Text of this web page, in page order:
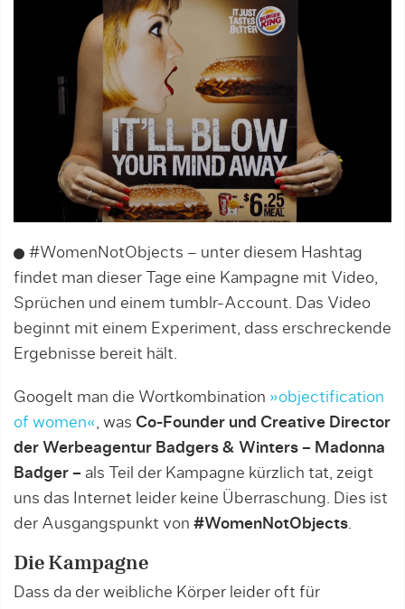
#WomenNotObjects – unter diesem Hashtag
findet man dieser Tage eine Kampagne mit Video,
Sprüchen und einem tumblr-Account. Das Video
beginnt mit einem Experiment, dass erschreckende
Ergebnisse bereit hält.
Googelt man die Wortkombination »objectification
of women«, was Co-Founder und Creative Director
der Werbeagentur Badgers & Winters – Madonna
Badger – als Teil der Kampagne kürzlich tat, zeigt
uns das Internet leider keine Überraschung. Dies ist
der Ausgangspunkt von #WomenNotObjects.
Die Kampagne
Dass da der weibliche Körper leider oft für